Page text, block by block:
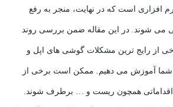
افزاری است که در نهایت، منجر به رفع
می شوند. در این مقاله ضمن بررسی روند
از رایج ترین مشکلات گوشی های اپل و
به شما آموزش می دهیم. ممکن است برخی از